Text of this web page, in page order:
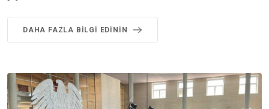
DAHA FAZLA BILGI EDININ